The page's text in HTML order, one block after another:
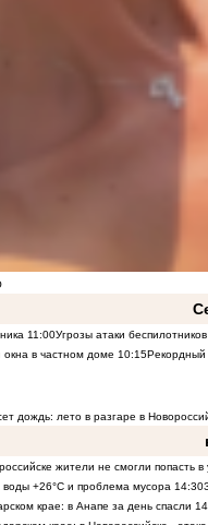
11:00Угрозы атаки
в частном доме 10:15Рекордный
дождь: лето в разгаре в
жители не смогли попасть
+26°C и проблема мусора 14:30
крае: в Анапе за день спасли